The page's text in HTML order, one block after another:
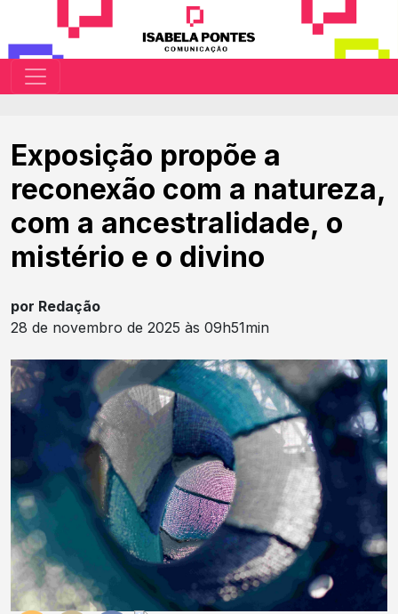
Exposição propõe a
reconexão com a natureza,
com a ancestralidade, o
mistério e o divino
por Redação
28 de novembro de 2025 às 09h51min